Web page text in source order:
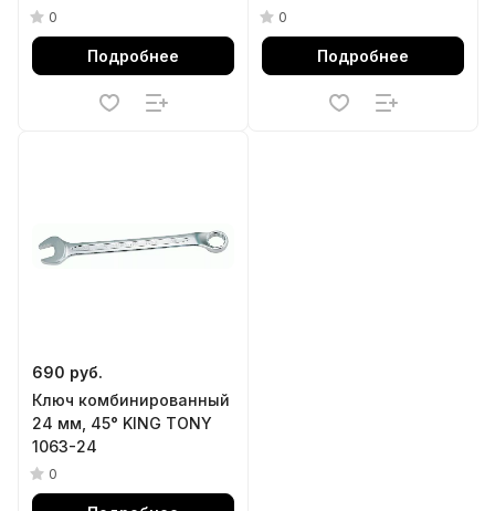
0
Подробнее
0
Подробнее
690 руб.
Ключ комбинированный
24 мм, 45° KING TONY
1063-24
0